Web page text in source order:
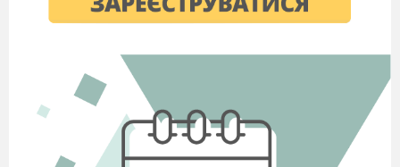
і відповів: «Людиною!»
Дитя!
у трудну виряджаючи дорогу,
яку пораду чи пересторогу